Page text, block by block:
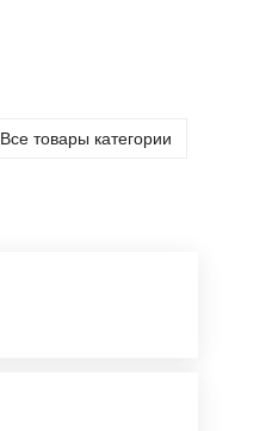
Все товары категории